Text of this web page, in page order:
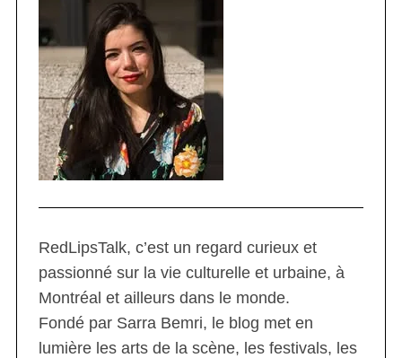
RedLipsTalk, c’est un regard curieux et
passionné sur la vie culturelle et urbaine, à
Montréal et ailleurs dans le monde.
Fondé par Sarra Bemri, le blog met en
lumière les arts de la scène, les festivals, les